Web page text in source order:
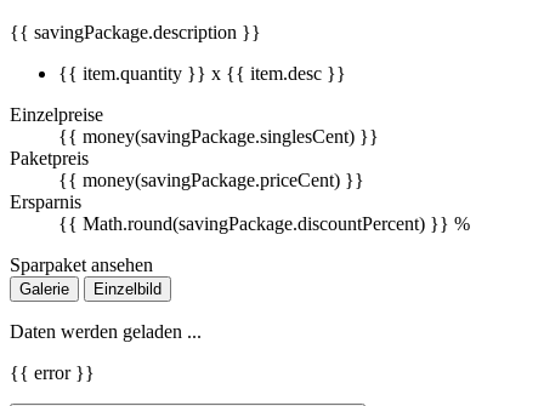
{{ savingPackage.description }}
{{ item.quantity }} x {{ item.desc }}
Einzelpreise
{{ money(savingPackage.singlesCent) }}
Paketpreis
{{ money(savingPackage.priceCent) }}
Ersparnis
{{ Math.round(savingPackage.discountPercent) }} %
Sparpaket ansehen
Galerie Einzelbild
Daten werden geladen ...
{{ error }}